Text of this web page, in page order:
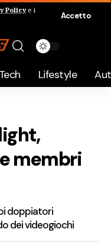
Policye i
Accetto
Tech Lifestyle
membri
doppiatori
dei videogiochi